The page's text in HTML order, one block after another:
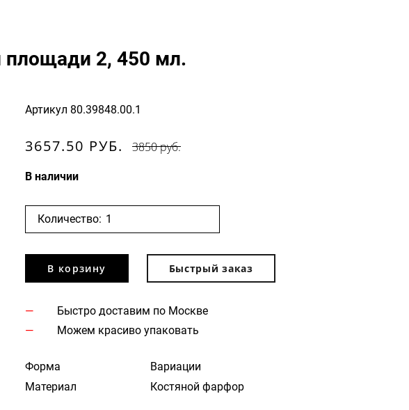
площади 2, 450 мл.
Артикул 80.39848.00.1
3657.50 РУБ. 3850 руб.
В наличии
Количество:
В корзину Быстрый заказ
Быстро доставим по Москве
Можем красиво упаковать
Форма
Вариации
Материал
Костяной фарфор